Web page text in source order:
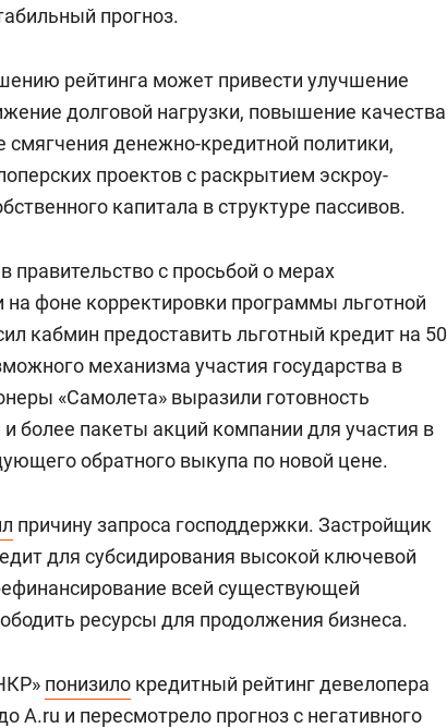
прогноз.
рейтинга может привести улучшение
долговой нагрузки, повышение качества
смягчения денежно-кредитной политики,
проектов с раскрытием эскроу-
капитала в структуре пассивов.
в правительство с просьбой о мерах
на фоне корректировки программы льготной
кабмин предоставить льготный кредит на 50
механизма участия государства в
«Самолета» выразили готовность
более пакеты акций компании для участия в
обратного выкупа по новой цене.
причину запроса господдержки. Застройщик
для субсидирования высокой ключевой
всей существующей
ресурсы для продолжения бизнеса.
понизило кредитный рейтинг девелопера
A.ru и пересмотрело прогноз с негативного